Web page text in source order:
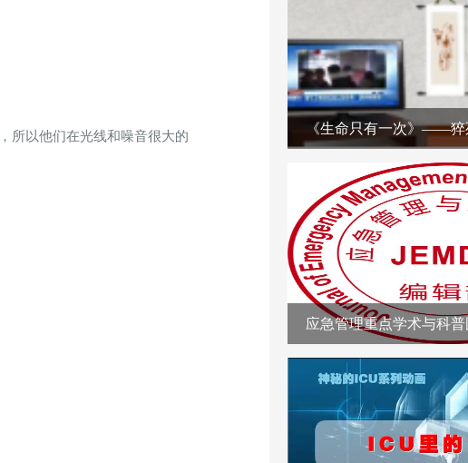
所以他们在光线和噪音很大的
《生命只有一次》——猝
应急管理重点学术与科